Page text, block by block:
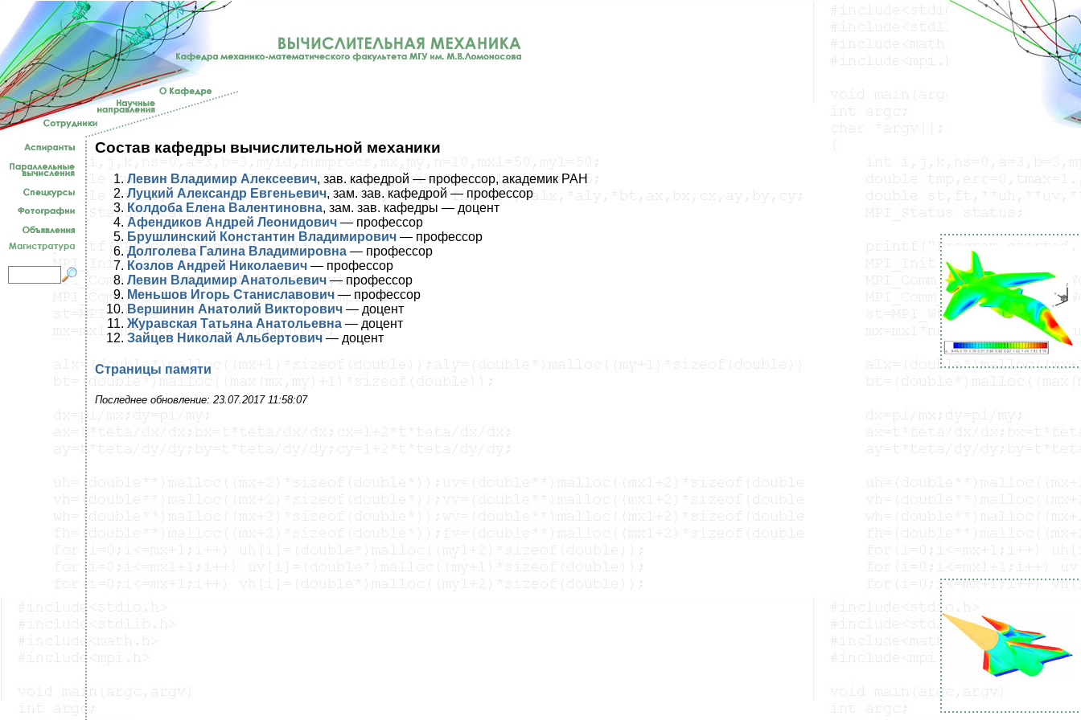
Состав кафедры вычислительной механики
Левин Владимир Алексеевич, зав. кафедрой — профессор, академик РАН
Луцкий Александр Евгеньевич, зам. зав. кафедрой — профессор
Колдоба Елена Валентиновна, зам. зав. кафедры — доцент
Афендиков Андрей Леонидович — профессор
Брушлинский Константин Владимирович — профессор
Долголева Галина Владимировна — профессор
Козлов Андрей Николаевич — профессор
Левин Владимир Анатольевич— профессор
Меньшов Игорь Станиславович — профессор
Вершинин Анатолий Викторович — доцент
Журавская Татьяна Анатольевна — доцент
Зайцев Николай Альбертович— доцент
Страницы памяти
Последнее обновление: 23.07.2017 11:58:07